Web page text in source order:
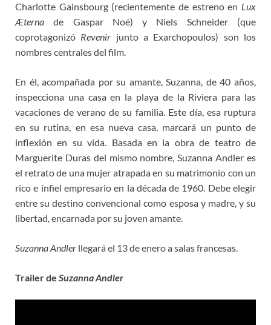
Charlotte Gainsbourg (recientemente de estreno en Lux
Æterna de Gaspar Noé) y Niels Schneider (que
coprotagonizó Revenir junto a Exarchopoulos) son los
nombres centrales del film.
En él, acompañada por su amante, Suzanna, de 40 años,
inspecciona una casa en la playa de la Riviera para las
vacaciones de verano de su familia. Este día, esa ruptura
en su rutina, en esa nueva casa, marcará un punto de
inflexión en su vida. Basada en la obra de teatro de
Marguerite Duras del mismo nombre, Suzanna Andler es
el retrato de una mujer atrapada en su matrimonio con un
rico e infiel empresario en la década de 1960. Debe elegir
entre su destino convencional como esposa y madre, y su
libertad, encarnada por su joven amante.
Suzanna Andler llegará el 13 de enero a salas francesas.
Trailer de Suzanna Andler